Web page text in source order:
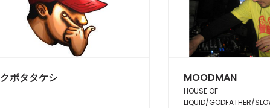
クボタタケシ MOODMAN
HOUSE OF
LIQUID/GODFATHER/